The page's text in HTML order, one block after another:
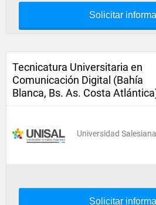
Solicitar
Tecnicatura Universitaria en
Comunicación Digital (Bahía
Blanca, Bs. As. Costa
Universidad
Solicitar